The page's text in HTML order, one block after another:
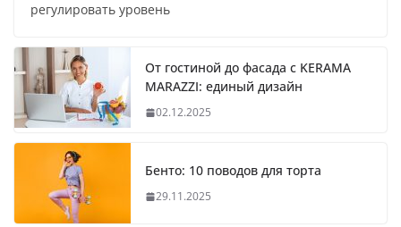
регулировать уровень
От гостиной до фасада с KERAMA
MARAZZI: единый дизайн
02.12.2025
Бенто: 10 поводов для торта
29.11.2025